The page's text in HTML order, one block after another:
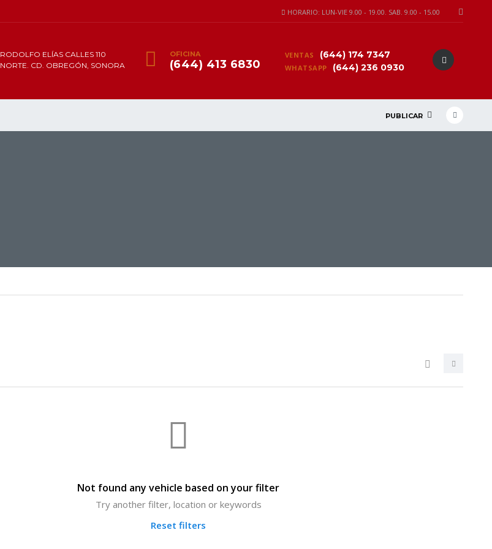
HORARIO: LUN-VIE 9.00 - 19.00. SAB. 9.00 - 15.00
VENTAS (644) 174 7347
WHATSAPP (644) 236 0930
OFICINA
(644) 413 6830
RODOLFO ELÍAS CALLES 110
NORTE. CD. OBREGÓN, SONORA
PUBLICAR
Not found any vehicle based on your filter
Try another filter, location or keywords
Reset filters